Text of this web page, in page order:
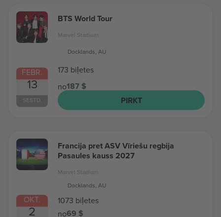
FEBR.
13
SESTD.
BTS World Tour
Marvel Stadium
Docklands, AU
173 biļetes
no187 $
PIRKT
OKT.
2
Francija pret ASV Vīriešu regbija
Pasaules kauss 2027
Marvel Stadium
Docklands, AU
1073 biļetes
no69 $